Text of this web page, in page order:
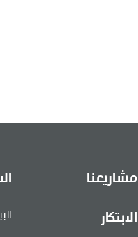
مشاريعنا
الابتكار